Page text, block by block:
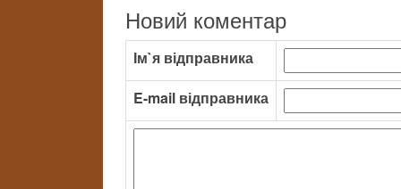
Новий коментар
Ім`я відправника
E-mail відправника